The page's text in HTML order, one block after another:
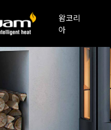
왐코리
아